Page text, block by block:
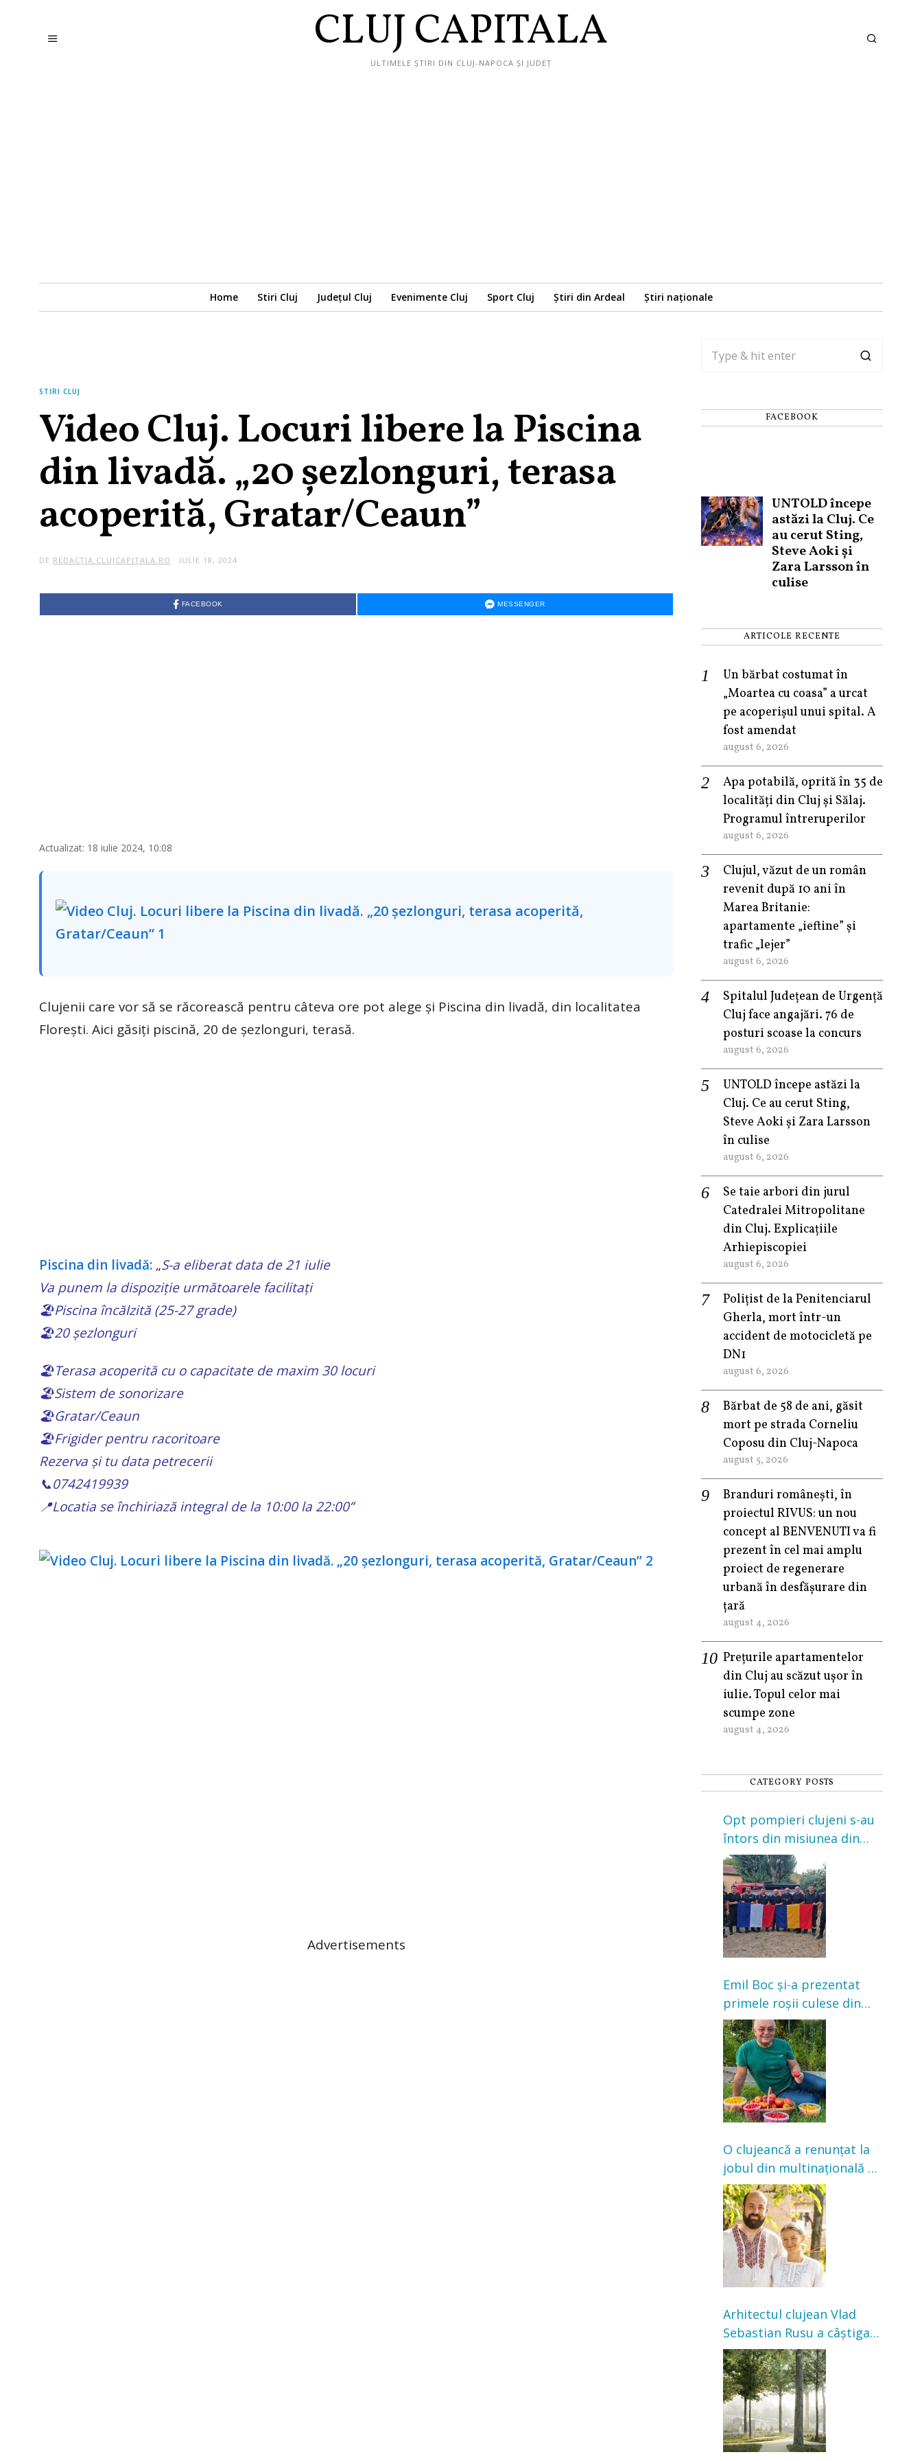
CLUJ CAPITALA
ULTIMELE ȘTIRI DIN CLUJ-NAPOCA ȘI JUDEȚ
Home Stiri Cluj Județul Cluj Evenimente Cluj Sport Cluj Știri din Ardeal Știri naționale
STIRI CLUJ
Video Cluj. Locuri libere la Piscina
din livadă. „20 șezlonguri, terasa
acoperită, Gratar/Ceaun”
DE REDACȚIA CLUJCAPITALA.RO IULIE 18, 2024
FACEBOOK MESSENGER
Actualizat: 18 iulie 2024, 10:08
Clujenii care vor să se răcorească pentru câteva ore pot alege și Piscina din livadă, din localitatea
Florești. Aici găsiți piscină, 20 de șezlonguri, terasă.
Piscina din livadă: „S-a eliberat data de 21 iulie
Va punem la dispoziție următoarele facilitați
🏖️Piscina încălzită (25-27 grade)
🏖️20 șezlonguri
🏖️Terasa acoperită cu o capacitate de maxim 30 locuri
🏖️Sistem de sonorizare
🏖️Gratar/Ceaun
🏖️Frigider pentru racoritoare
Rezerva și tu data petrecerii
📞0742419939
📍Locatia se închiriază integral de la 10:00 la 22:00”
Advertisements
FACEBOOK
UNTOLD începe
astăzi la Cluj. Ce
au cerut Sting,
Steve Aoki și
Zara Larsson în
culise
ARTICOLE RECENTE
Un bărbat costumat în
„Moartea cu coasa” a urcat
pe acoperișul unui spital. A
fost amendat
august 6, 2026
Apa potabilă, oprită în 35 de
localități din Cluj și Sălaj.
Programul întreruperilor
august 6, 2026
Clujul, văzut de un român
revenit după 10 ani în
Marea Britanie:
apartamente „ieftine” și
trafic „lejer”
august 6, 2026
Spitalul Județean de Urgență
Cluj face angajări. 76 de
posturi scoase la concurs
august 6, 2026
UNTOLD începe astăzi la
Cluj. Ce au cerut Sting,
Steve Aoki și Zara Larsson
în culise
august 6, 2026
Se taie arbori din jurul
Catedralei Mitropolitane
din Cluj. Explicațiile
Arhiepiscopiei
august 6, 2026
Polițist de la Penitenciarul
Gherla, mort într-un
accident de motocicletă pe
DN1
august 6, 2026
Bărbat de 58 de ani, găsit
mort pe strada Corneliu
Coposu din Cluj-Napoca
august 5, 2026
Branduri românești, în
proiectul RIVUS: un nou
concept al BENVENUTI va fi
prezent în cel mai amplu
proiect de regenerare
urbană în desfășurare din
țară
august 4, 2026
Prețurile apartamentelor
din Cluj au scăzut ușor în
iulie. Topul celor mai
scumpe zone
august 4, 2026
CATEGORY POSTS
Opt pompieri clujeni s-au
întors din misiunea din
Franța. Au intervenit la
incendii de vegetație și
pădure
Emil Boc și-a prezentat
primele roșii culese din
grădină: „Niciun magazin
nu poate oferi această
satisfacție”
O clujeancă a renunțat la
jobul din multinațională și
s-a mutat la țară. Acum
cultivă legume în grădina
bunicilor
Arhitectul clujean Vlad
Sebastian Rusu a câștigat
concursul pentru
transformarea Grădinii
Casei Universitarilor